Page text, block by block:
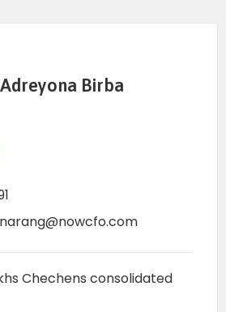
Adreyona Birba
Chechens consolidated